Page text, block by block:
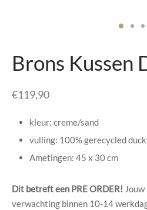
Brons Kussen
€119,90
kleur: creme/sand
vulling: 100% gerecycled
Ametingen: 45 x 30 cm
Dit betreft een PRE ORDER!
verwachting binnen 10-14
Chique
Collection